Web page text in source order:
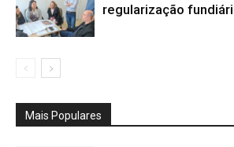
regularização
Mais Populares